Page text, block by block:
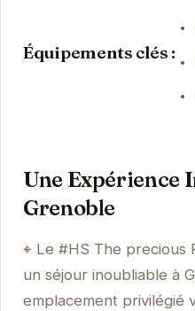
Équipements clés :
Une Expérience
Grenoble
Le #HS The precious
un séjour inoubliable à
emplacement privilégié